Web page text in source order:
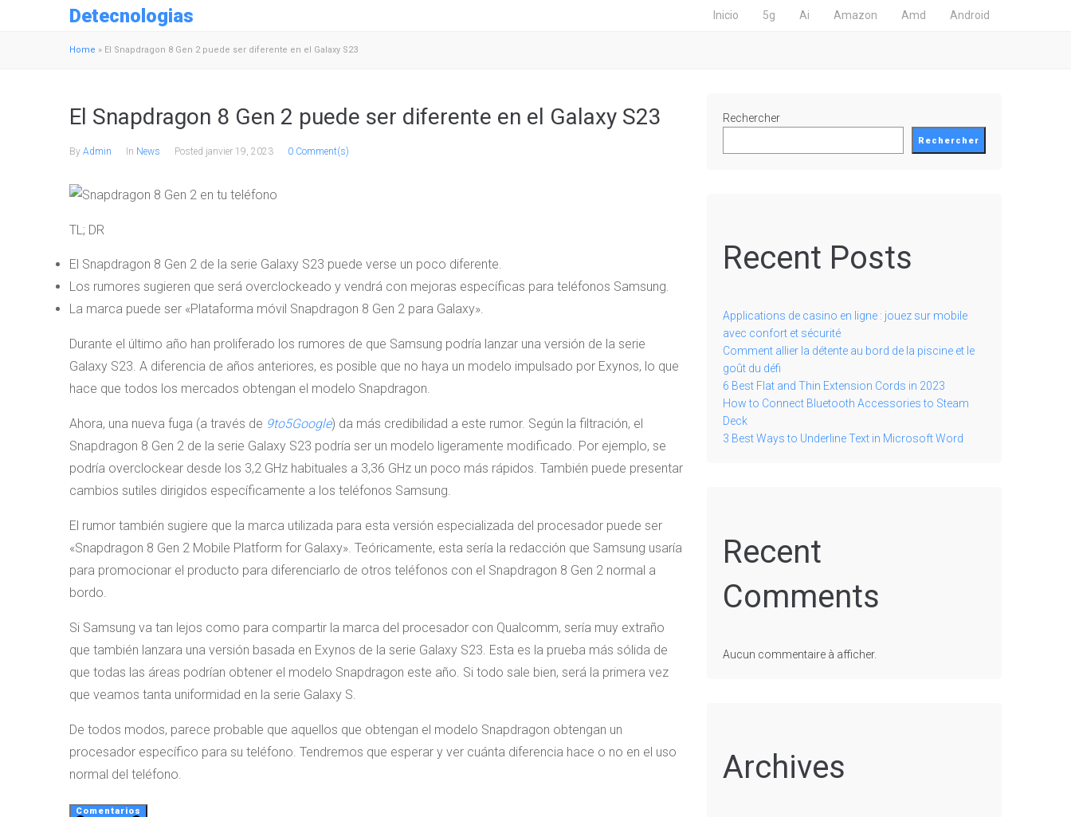
Detecnologias Inicio 5g Ai Amazon Amd Android
Home » El Snapdragon 8 Gen 2 puede ser diferente en el Galaxy S23
El Snapdragon 8 Gen 2 puede ser diferente en el Galaxy S23
By Admin In News Posted janvier 19, 2023 0 Comment(s)
TL; DR
El Snapdragon 8 Gen 2 de la serie Galaxy S23 puede verse un poco diferente.
Los rumores sugieren que será overclockeado y vendrá con mejoras específicas para teléfonos Samsung.
La marca puede ser «Plataforma móvil Snapdragon 8 Gen 2 para Galaxy».
Durante el último año han proliferado los rumores de que Samsung podría lanzar una versión de la serie
Galaxy S23. A diferencia de años anteriores, es posible que no haya un modelo impulsado por Exynos, lo que
hace que todos los mercados obtengan el modelo Snapdragon.
Ahora, una nueva fuga (a través de 9to5Google) da más credibilidad a este rumor. Según la filtración, el
Snapdragon 8 Gen 2 de la serie Galaxy S23 podría ser un modelo ligeramente modificado. Por ejemplo, se
podría overclockear desde los 3,2 GHz habituales a 3,36 GHz un poco más rápidos. También puede presentar
cambios sutiles dirigidos específicamente a los teléfonos Samsung.
El rumor también sugiere que la marca utilizada para esta versión especializada del procesador puede ser
«Snapdragon 8 Gen 2 Mobile Platform for Galaxy». Teóricamente, esta sería la redacción que Samsung usaría
para promocionar el producto para diferenciarlo de otros teléfonos con el Snapdragon 8 Gen 2 normal a
bordo.
Si Samsung va tan lejos como para compartir la marca del procesador con Qualcomm, sería muy extraño
que también lanzara una versión basada en Exynos de la serie Galaxy S23. Esta es la prueba más sólida de
que todas las áreas podrían obtener el modelo Snapdragon este año. Si todo sale bien, será la primera vez
que veamos tanta uniformidad en la serie Galaxy S.
De todos modos, parece probable que aquellos que obtengan el modelo Snapdragon obtengan un
procesador específico para su teléfono. Tendremos que esperar y ver cuánta diferencia hace o no en el uso
normal del teléfono.
Comentarios
Rechercher
Rechercher
Recent Posts
Applications de casino en ligne : jouez sur mobile
avec confort et sécurité
Comment allier la détente au bord de la piscine et le
goût du défi
6 Best Flat and Thin Extension Cords in 2023
How to Connect Bluetooth Accessories to Steam
Deck
3 Best Ways to Underline Text in Microsoft Word
Recent
Comments
Aucun commentaire à afficher.
Archives